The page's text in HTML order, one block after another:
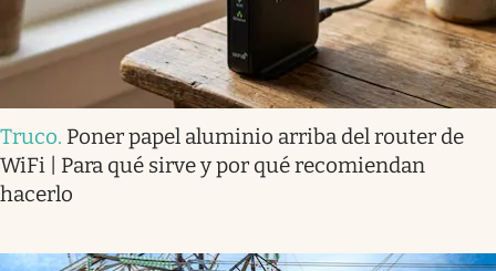
Truco. Poner papel aluminio arriba del router de
WiFi | Para qué sirve y por qué recomiendan
hacerlo